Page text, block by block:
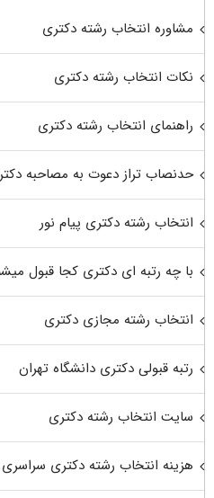
مشاوره انتخاب رشته دکتری
نکات انتخاب رشته دکتری
راهنمای انتخاب رشته دکتری
حدنصاب تراز دعوت به مصاحبه
انتخاب رشته دکتری پیام نور
با چه رتبه ای دکتری کجا قبول
انتخاب رشته مجازی دکتری
رتبه قبولی دکتری دانشگاه تهران
سایت انتخاب رشته دکتری
هزینه انتخاب رشته دکتری سراسری